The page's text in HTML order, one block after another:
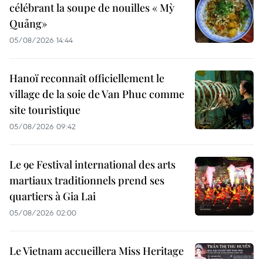
célébrant la soupe de nouilles « Mỳ
Quảng»
05/08/2026 14:44
Hanoï reconnaît officiellement le
village de la soie de Van Phuc comme
site touristique
05/08/2026 09:42
Le 9e Festival international des arts
martiaux traditionnels prend ses
quartiers à Gia Lai
05/08/2026 02:00
Le Vietnam accueillera Miss Heritage